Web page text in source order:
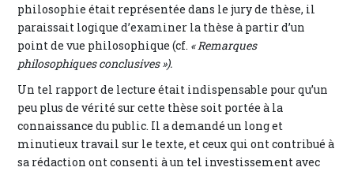
philosophie était représentée dans le jury de thèse, il
paraissait logique d’examiner la thèse à partir d’un
point de vue philosophique (cf. « Remarques
philosophiques conclusives »).
Un tel rapport de lecture était indispensable pour qu’un
peu plus de vérité sur cette thèse soit portée à la
connaissance du public. Il a demandé un long et
minutieux travail sur le texte, et ceux qui ont contribué à
sa rédaction ont consenti à un tel investissement avec